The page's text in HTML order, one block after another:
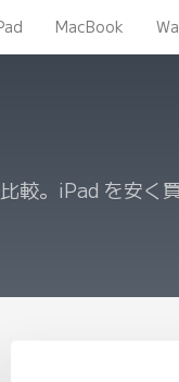
MacBook
較。iPad を安く